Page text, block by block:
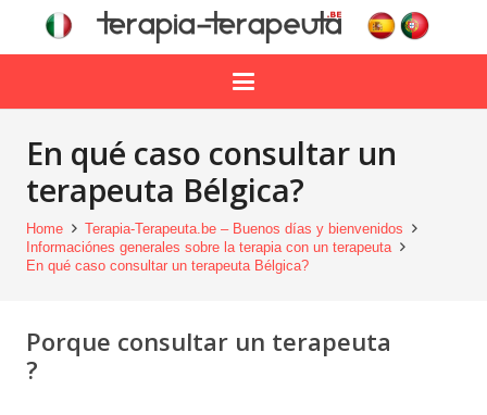
En qué caso consultar un
terapeuta Bélgica?
Home
Terapia-Terapeuta.be – Buenos días y bienvenidos
Informaciónes generales sobre la terapia con un terapeuta
En qué caso consultar un terapeuta Bélgica?
Porque consultar un terapeuta
?